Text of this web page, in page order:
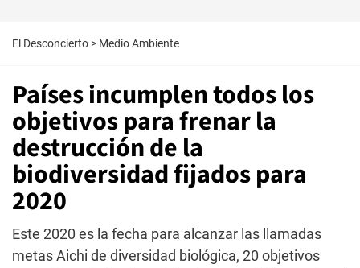
El Desconcierto > Medio Ambiente
Países incumplen todos los
objetivos para frenar la
destrucción de la
biodiversidad fijados para
2020
Este 2020 es la fecha para alcanzar las llamadas
metas Aichi de diversidad biológica, 20 objetivos